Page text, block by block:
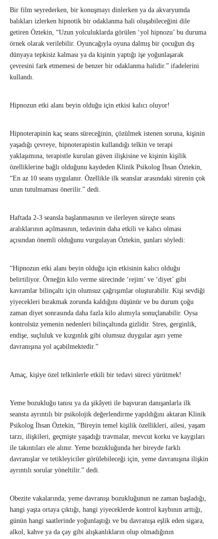
Bir film seyrederken, bir konuşmayı dinlerken ya da akvaryumda
balıkları izlerken hipnotik bir odaklanma hali oluşabileceğini dile
getiren Öztekin, “Uzun yolculuklarda görülen ‘yol hipnozu’ bu duruma
örnek olarak verilebilir. Oyuncağıyla oyuna dalmış bir çocuğun dış
dünyaya tepkisiz kalması ya da kişinin yaptığı işe yoğunlaşarak
çevresini fark etmemesi de benzer bir odaklanma halidir.” ifadelerini
kullandı.
Hipnozun etki alanı beyin olduğu için etkisi kalıcı oluyor!
Hipnoterapinin kaç seans süreceğinin, çözülmek istenen soruna, kişinin
yaşadığı çevreye, hipnoterapistin kullandığı telkin ve terapi
yaklaşımına, terapistle kurulan güven ilişkisine ve kişinin kişilik
özelliklerine bağlı olduğunu kaydeden Klinik Psikolog İhsan Öztekin,
“En az 10 seans uygulanır. Özellikle ilk seanslar arasındaki sürenin çok
uzun tutulmaması önerilir.” dedi.
Haftada 2-3 seansla başlanmasının ve ilerleyen süreçte seans
aralıklarının açılmasının, tedavinin daha etkili ve kalıcı olması
açısından önemli olduğunu vurgulayan Öztekin, şunları söyledi:
“Hipnozun etki alanı beyin olduğu için etkisinin kalıcı olduğu
belirtiliyor. Örneğin kilo verme sürecinde ‘rejim’ ve ‘diyet’ gibi
kavramlar bilinçaltı için olumsuz çağrışımlar oluşturabilir. Kişi sevdiği
yiyecekleri bırakmak zorunda kaldığını düşünür ve bu durum çoğu
zaman diyet sonrasında daha fazla kilo alımıyla sonuçlanabilir. Oysa
kontrolsüz yemenin nedenleri bilinçaltında gizlidir. Stres, gerginlik,
endişe, suçluluk ve kızgınlık gibi olumsuz duygular aşırı yeme
davranışına yol açabilmektedir.”
Amaç, kişiye özel telkinlerle etkili bir tedavi süreci yürütmek!
Yeme bozukluğu tanısı ya da şikâyeti ile başvuran danışanlarla ilk
seansta ayrıntılı bir psikolojik değerlendirme yapıldığını aktaran Klinik
Psikolog İhsan Öztekin, “Bireyin temel kişilik özellikleri, ailesi, yaşam
tarzı, ilişkileri, geçmişte yaşadığı travmalar, mevcut korku ve kaygıları
ile takıntıları ele alınır. Yeme bozukluğunda her bireyde farklı
davranışlar ve tetikleyiciler görülebileceği için, yeme davranışına ilişkin
ayrıntılı sorular yöneltilir.” dedi.
Obezite vakalarında; yeme davranışı bozukluğunun ne zaman başladığı,
hangi yaşta ortaya çıktığı, hangi yiyeceklerde kontrol kaybının arttığı,
günün hangi saatlerinde yoğunlaştığı ve bu davranışa eşlik eden sigara,
alkol, kahve ya da çay gibi alışkanlıkların olup olmadığının